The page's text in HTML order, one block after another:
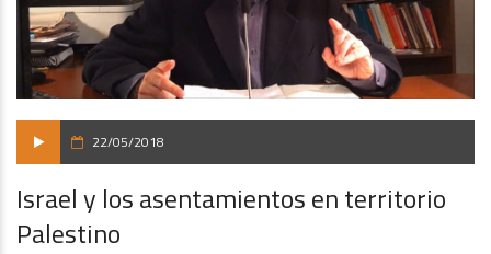
22/05/2018
Israel y los asentamientos en territorio
Palestino